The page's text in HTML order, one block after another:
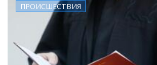
ПРОИСШЕСТВИЯ